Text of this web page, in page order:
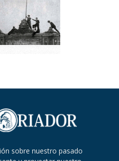
sobre nuestro pasado